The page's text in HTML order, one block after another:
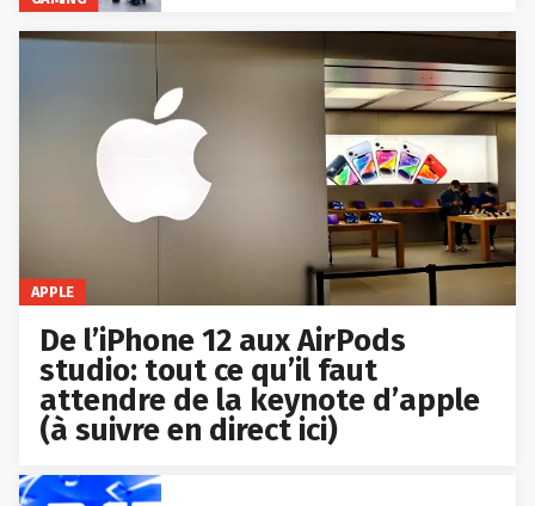
APPLE
De l’iPhone 12 aux AirPods
studio: tout ce qu’il faut
attendre de la keynote d’apple
(à suivre en direct ici)